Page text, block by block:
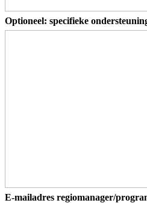
Optioneel: specifieke
E-mailadres regiomanager/